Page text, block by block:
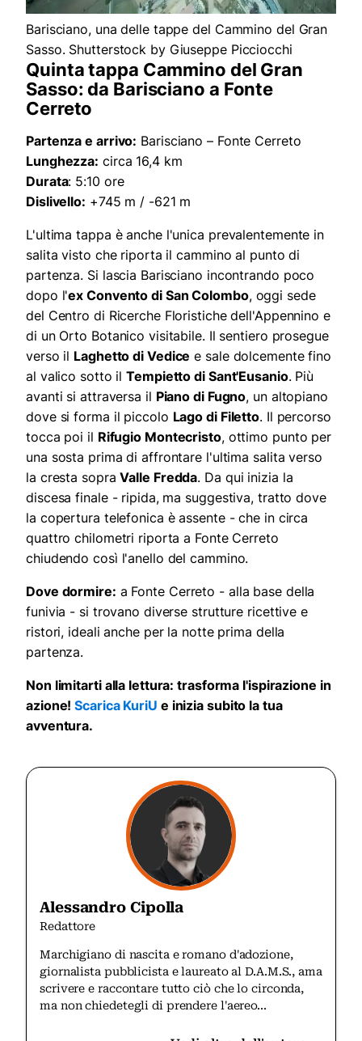
Barisciano, una delle tappe del Cammino del Gran
Sasso. Shutterstock by Giuseppe Picciocchi
Quinta tappa Cammino del Gran
Sasso: da Barisciano a Fonte
Cerreto
Partenza e arrivo: Barisciano – Fonte Cerreto
Lunghezza: circa 16,4 km
Durata: 5:10 ore
Dislivello: +745 m / -621 m
L'ultima tappa è anche l'unica prevalentemente in
salita visto che riporta il cammino al punto di
partenza. Si lascia Barisciano incontrando poco
dopo l'ex Convento di San Colombo, oggi sede
del Centro di Ricerche Floristiche dell'Appennino e
di un Orto Botanico visitabile. Il sentiero prosegue
verso il Laghetto di Vedice e sale dolcemente fino
al valico sotto ilTempietto di Sant'Eusanio. Più
avanti si attraversa il Piano di Fugno, un altopiano
dove si forma il piccolo Lago di Filetto. Il percorso
tocca poi il Rifugio Montecristo, ottimo punto per
una sosta prima di affrontare l'ultima salita verso
la cresta sopraValle Fredda. Da qui inizia la
discesa finale - ripida, ma suggestiva, tratto dove
la copertura telefonica è assente - che in circa
quattro chilometri riporta a Fonte Cerreto
chiudendo così l'anello del cammino.
Dove dormire: a Fonte Cerreto - alla base della
funivia - si trovano diverse strutture ricettive e
ristori, ideali anche per la notte prima della
partenza.
Non limitarti alla lettura: trasforma l'ispirazione in
azione!Scarica KuriU e inizia subito la tua
avventura.
Alessandro Cipolla
Redattore
Marchigiano di nascita e romano d'adozione,
giornalista pubblicista e laureato al D.A.M.S., ama
scrivere e raccontare tutto ciò che lo circonda,
ma non chiedetegli di prendere l'aereo...